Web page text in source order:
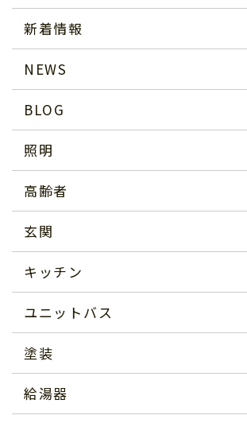
新着情報
NEWS
BLOG
照明
高齢者
玄関
キッチン
ユニットバス
塗装
給湯器